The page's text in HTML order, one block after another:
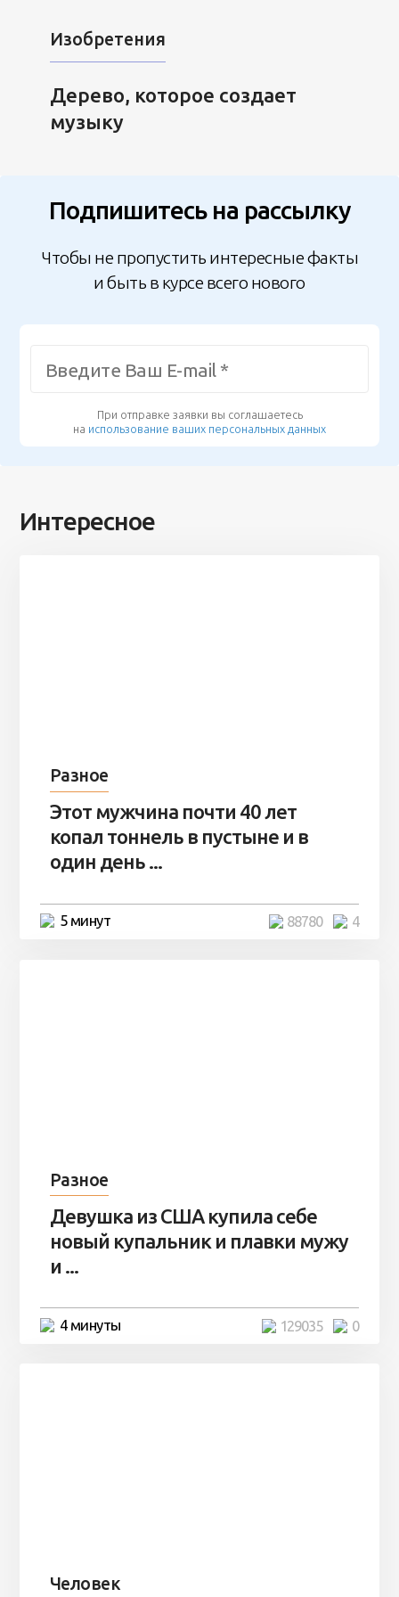
Изобретения
Дерево, которое создает
музыку
Подпишитесь на рассылку
Чтобы не пропустить интересные факты
и быть в курсе всего нового
При отправке заявки вы соглашаетесь
на использование ваших персональных данных
Интересное
Разное
Этот мужчина почти 40 лет
копал тоннель в пустыне и в
один день ...
5 минут 4
88780
Разное
Девушка из США купила себе
новый купальник и плавки мужу
и ...
4 минуты 0
129035
Человек